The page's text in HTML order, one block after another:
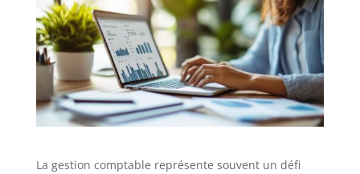
La gestion comptable représente souvent un défi